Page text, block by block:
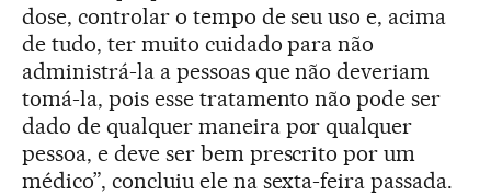
dose, controlar o tempo de seu uso e, acima
de tudo, ter muito cuidado para não
administrá-la a pessoas que não deveriam
tomá-la, pois esse tratamento não pode ser
dado de qualquer maneira por qualquer
pessoa, e deve ser bem prescrito por um
médico”, concluiu ele na sexta-feira passada.